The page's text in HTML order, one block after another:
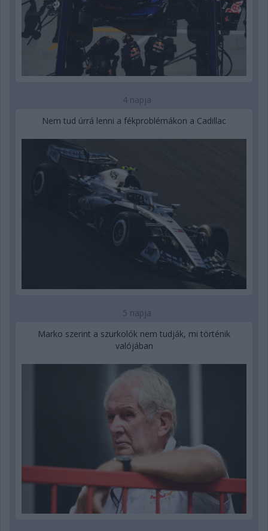
4 napja
Nem tud úrrá lenni a fékproblémákon a Cadillac
5 napja
Marko szerint a szurkolók nem tudják, mi történik
valójában